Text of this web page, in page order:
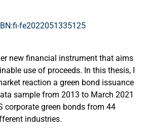
fe2022051335125
new financial instrument that aims
use of proceeds. In this thesis, I
reaction a green bond issuance
sample from 2013 to March 2021
corporate green bonds from 44
industries.